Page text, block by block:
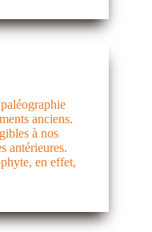
anciens.
à nos
antérieures.
en effet,